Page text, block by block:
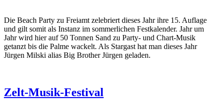
Die Beach Party zu Freiamt zelebriert dieses Jahr ihre 15. Auflage
und gilt somit als Instanz im sommerlichen Festkalender. Jahr um
Jahr wird hier auf 50 Tonnen Sand zu Party- und Chart-Musik
getanzt bis die Palme wackelt. Als Stargast hat man dieses Jahr
Jürgen Milski alias Big Brother Jürgen geladen.
Zelt-Musik-Festival